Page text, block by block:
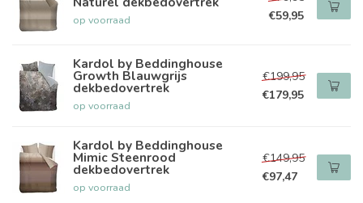
op voorraad
€59,95
Kardol by Beddinghouse
Growth Blauwgrijs
dekbedovertrek
op voorraad
€199,95
€179,95
Kardol by Beddinghouse
Mimic Steenrood
dekbedovertrek
op voorraad
€149,95
€97,47